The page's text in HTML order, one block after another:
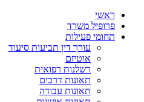
ראשי
פרופיל משרד
תחומי פעילות
עורך דין תביעות סיעוד
אוטיזם
רשלנות רפואית
תאונות דרכים
תאונות עבודה